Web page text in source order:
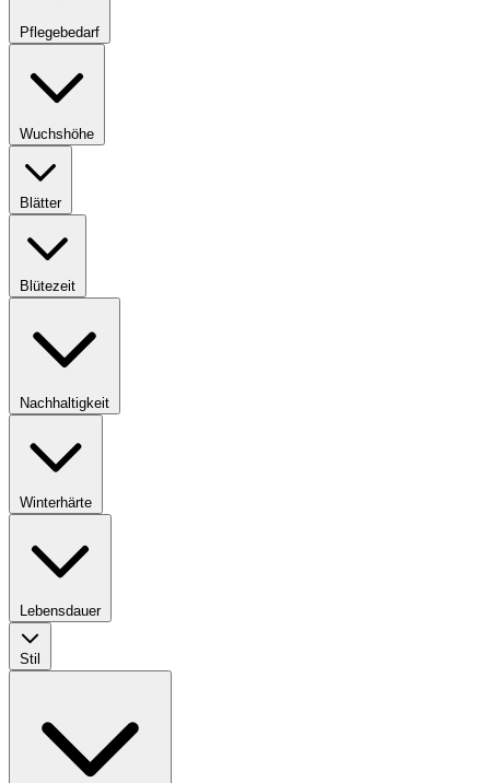
Pflegebedarf
Wuchshöhe
Blätter
Blütezeit
Nachhaltigkeit
Winterhärte
Lebensdauer
Stil